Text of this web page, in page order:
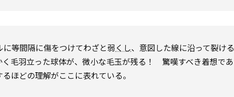
等間隔に傷をつけてわざと弱くし、意図した線に沿って裂ける
毛羽立った球体が、微小な毛玉が残る！ 驚嘆すべき着想であ
ほどの理解がここに表れている。